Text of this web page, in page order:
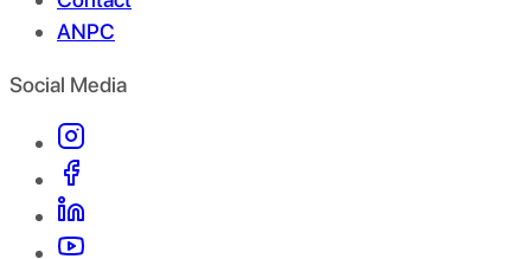
ANPC
Social Media